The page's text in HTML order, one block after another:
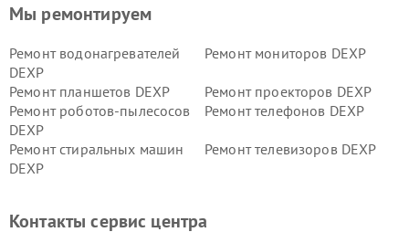
Мы ремонтируем
Ремонт водонагревателей
DEXP
Ремонт мониторов DEXP
Ремонт планшетов DEXP
Ремонт проекторов DEXP
Ремонт роботов-пылесосов
DEXP
Ремонт телефонов DEXP
Ремонт стиральных машин
DEXP
Ремонт телевизоров DEXP
Ремонт серверов DEXP
Ремонт мини пк DEXP
Контакты сервис центра